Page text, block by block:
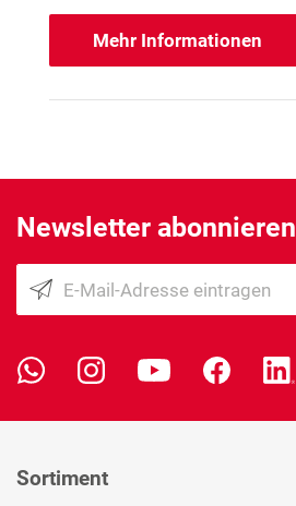
Mehr Informationen
Newsletter abonnieren
Sortiment